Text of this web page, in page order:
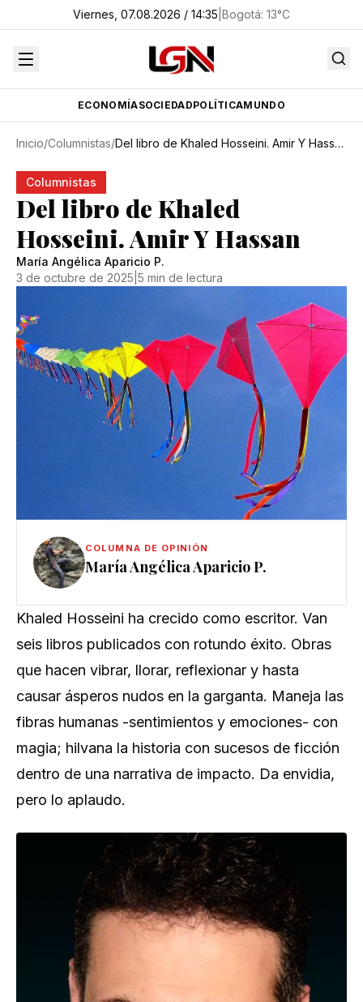
Viernes, 07.08.2026 / 14:35 Bogotá: 13°C
ECONOMÍASOCIEDADPOLÍTICAMUNDO
Inicio/Columnistas/ Del libro de Khaled Hosseini. Amir Y Hassan
Columnistas
Del libro de Khaled
Hosseini. Amir Y Hassan
María Angélica Aparicio P.
3 de octubre de 2025 5 min de lectura
COLUMNA DE OPINIÓN
María Angélica Aparicio P.
Khaled Hosseini ha crecido como escritor. Van
seis libros publicados con rotundo éxito. Obras
que hacen vibrar, llorar, reflexionar y hasta
causar ásperos nudos en la garganta. Maneja las
fibras humanas -sentimientos y emociones- con
magia; hilvana la historia con sucesos de ficción
dentro de una narrativa de impacto. Da envidia,
pero lo aplaudo.